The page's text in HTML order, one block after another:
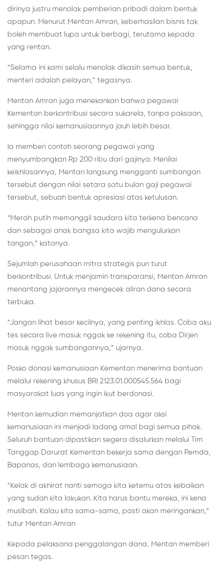
dirinya justru menolak pemberian pribadi dalam bentuk
apapun. Menurut Mentan Amran, keberhasilan bisnis tak
boleh membuat lupa untuk berbagi, terutama kepada
yang rentan.
“Selama ini kami selalu menolak dikasih semua bentuk,
menteri adalah pelayan,” tegasnya.
Mentan Amran juga menekankan bahwa pegawai
Kementan berkontribusi secara sukarela, tanpa paksaan,
sehingga nilai kemanusiaannya jauh lebih besar.
Ia memberi contoh seorang pegawai yang
menyumbangkan Rp 200 ribu dari gajinya. Menilai
keikhlasannya, Mentan langsung mengganti sumbangan
tersebut dengan nilai setara satu bulan gaji pegawai
tersebut, sebuah bentuk apresiasi atas ketulusan.
“Merah putih memanggil saudara kita terkena bencana
dan sebagai anak bangsa kita wajib mengulurkan
tangan,” katanya.
Sejumlah perusahaan mitra strategis pun turut
berkontribusi. Untuk menjamin transparansi, Mentan Amran
menantang jajarannya mengecek aliran dana secara
terbuka.
“Jangan lihat besar kecilnya, yang penting ikhlas. Coba aku
tes secara live masuk nggak ke rekening itu, coba Dirjen
masuk nggak sumbangannya,” ujarnya.
Posko donasi kemanusiaan Kementan menerima bantuan
melalui rekening khusus BRI 2123.01.000545.564 bagi
masyarakat luas yang ingin ikut berdonasi.
Mentan kemudian memanjatkan doa agar aksi
kemanusiaan ini menjadi ladang amal bagi semua pihak.
Seluruh bantuan dipastikan segera disalurkan melalui Tim
Tanggap Darurat Kementan bekerja sama dengan Pemda,
Bapanas, dan lembaga kemanusiaan.
“Kelak di akhirat nanti semoga kita ketemu atas kebaikan
yang sudah kita lakukan. Kita harus bantu mereka, ini kena
musibah. Kalau kita sama-sama, pasti akan meringankan,”
tutur Mentan Amran
Kepada pelaksana penggalangan dana, Mentan memberi
pesan tegas.